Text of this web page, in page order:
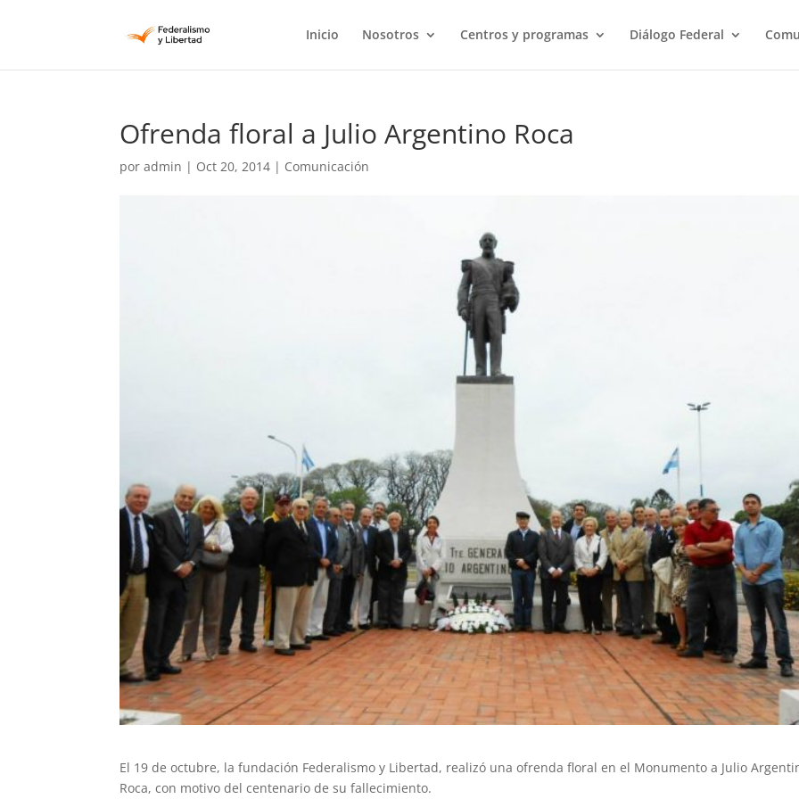
Inicio Nosotros Centros y programas Diálogo Federal
Ofrenda floral a Julio Argentino Roca
poradmin | Oct 20, 2014 | Comunicación
El 19 de octubre, la fundación Federalismo y Libertad, realizó una ofrenda floral en el Monumento a Julio
Roca, con motivo del centenario de su fallecimiento.